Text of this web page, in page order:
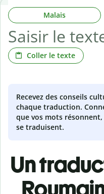
Malais
Coller le texte
Recevez des conseils
chaque traduction.
que vos mots
se traduisent.
Un